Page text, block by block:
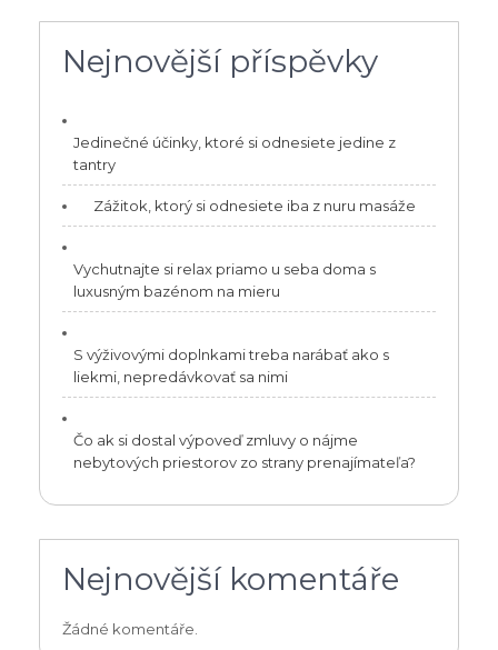
Nejnovější příspěvky
Jedinečné účinky, ktoré si odnesiete jedine z
tantry
Zážitok, ktorý si odnesiete iba z nuru masáže
Vychutnajte si relax priamo u seba doma s
luxusným bazénom na mieru
S výživovými doplnkami treba narábať ako s
liekmi, nepredávkovať sa nimi
Čo ak si dostal výpoveď zmluvy o nájme
nebytových priestorov zo strany prenajímateľa?
Nejnovější komentáře
Žádné komentáře.